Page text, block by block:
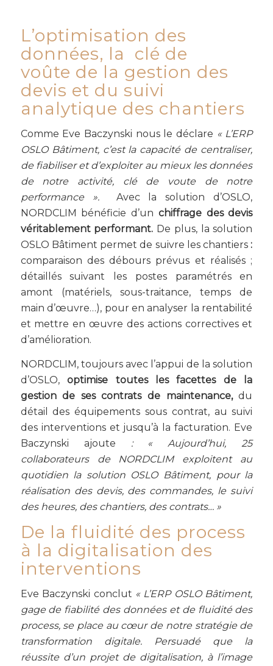
L’optimisation des
données, la clé de
voûte de la gestion des
devis et du suivi
analytique des chantiers
Comme Eve Baczynski nous le déclare « L’ERP
OSLO Bâtiment, c’est la capacité de centraliser,
de fiabiliser et d’exploiter au mieux les données
de notre activité, clé de voute de notre
performance ». Avec la solution d’OSLO,
NORDCLIM bénéficie d’un chiffrage des devis
véritablement performant. De plus, la solution
OSLO Bâtiment permet de suivre les chantiers :
comparaison des débours prévus et réalisés ;
détaillés suivant les postes paramétrés en
amont (matériels, sous-traitance, temps de
main d’œuvre…), pour en analyser la rentabilité
et mettre en œuvre des actions correctives et
d’amélioration.
NORDCLIM, toujours avec l’appui de la solution
d’OSLO,optimise toutes les facettes de la
gestion de ses contrats de maintenance,du
détail des équipements sous contrat, au suivi
des interventions et jusqu’à la facturation. Eve
Baczynski ajoute : « Aujourd’hui, 25
collaborateurs de NORDCLIM exploitent au
quotidien la solution OSLO Bâtiment, pour la
réalisation des devis, des commandes, le suivi
des heures, des chantiers, des contrats… »
De la fluidité des process
à la digitalisation des
interventions
Eve Baczynski conclut « L’ERP OSLO Bâtiment,
gage de fiabilité des données et de fluidité des
process, se place au cœur de notre stratégie de
transformation digitale. Persuadé que la
réussite d’un projet de digitalisation, à l’image